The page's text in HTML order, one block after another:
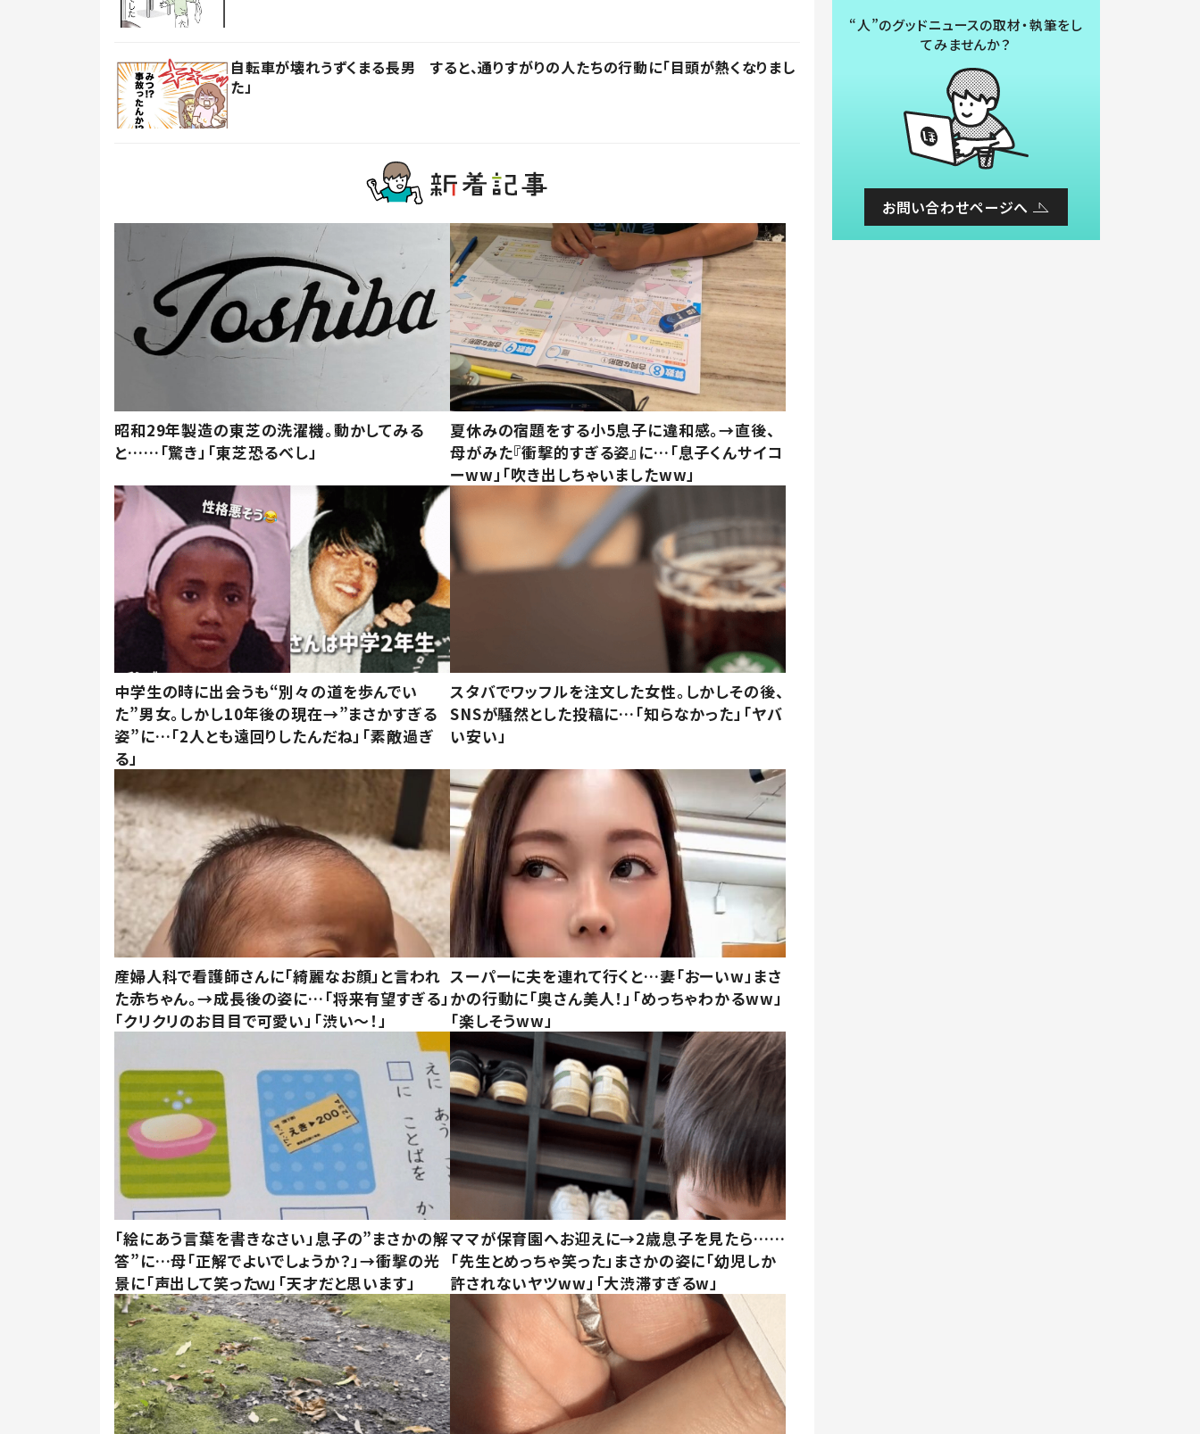
自転車が壊れうずくまる長男 すると、通りすがりの人たちの行動に「目頭が熱くなりまし
た」
昭和29年製造の東芝の洗濯機。動かしてみる
と……「驚き」「東芝恐るべし」
夏休みの宿題をする小5息子に違和感。→直後、
母がみた『衝撃的すぎる姿』に…「息子くんサイコ
ーww」「吹き出しちゃいましたww」
中学生の時に出会うも“別々の道を歩んでい
た”男女。しかし10年後の現在→”まさかすぎる
姿”に…「2人とも遠回りしたんだね」「素敵過ぎ
る」
スタバでワッフルを注文した女性。しかしその後、
SNSが騒然とした投稿に…「知らなかった」「ヤバ
い安い」
産婦人科で看護師さんに「綺麗なお顔」と言われ
た赤ちゃん。→成長後の姿に…「将来有望すぎる」
「クリクリのお目目で可愛い」「渋い～！」
スーパーに夫を連れて行くと…妻「おーいw」まさ
かの行動に「奥さん美人！」「めっちゃわかるww」
「楽しそうww」
「絵にあう言葉を書きなさい」息子の”まさかの解
答”に…母「正解でよいでしょうか？」→衝撃の光
景に「声出して笑ったｗ」「天才だと思います」
ママが保育園へお迎えに→2歳息子を見たら……
「先生とめっちゃ笑った」まさかの姿に「幼児しか
許されないヤツww」「大渋滞すぎるw」
“人”のグッドニュースの取材・執筆をし
てみませんか？
お問い合わせページへ